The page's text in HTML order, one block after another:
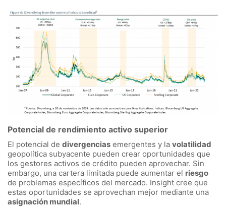
Potencial de rendimiento activo superior
El potencial de divergencias emergentes y la volatilidad
geopolítica subyacente pueden crear oportunidades que
los gestores activos de crédito pueden aprovechar. Sin
embargo, una cartera limitada puede aumentar el riesgo
de problemas específicos del mercado. Insight cree que
estas oportunidades se aprovechan mejor mediante una
asignación mundial.